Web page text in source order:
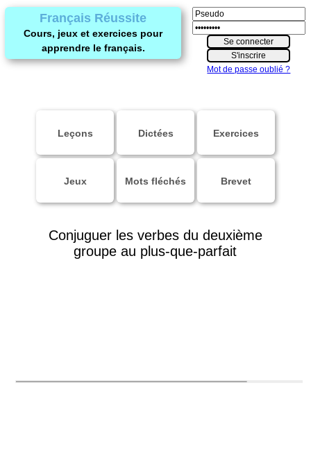
Français Réussite
Cours, jeux et exercices pour
apprendre le français.
Mot de passe oublié ?
Leçons Dictées Exercices
Jeux Mots fléchés Brevet
Conjuguer les verbes du deuxième
groupe au plus-que-parfait